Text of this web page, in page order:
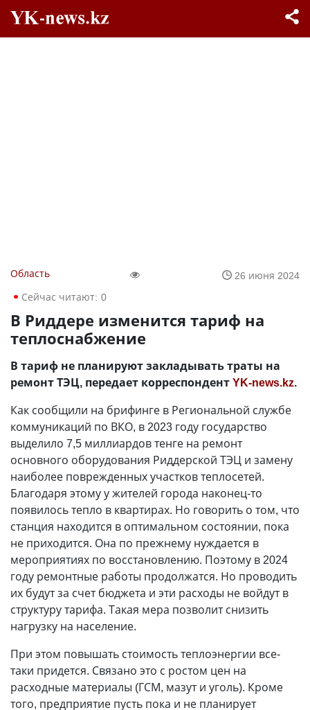
Область
26 июня 2024
Сейчас читают: 0
В Риддере изменится тариф на
теплоснабжение
В тариф не планируют закладывать траты на
ремонт ТЭЦ, передает корреспондентYK-news.kz.
Как сообщили на брифинге в Региональной службе
коммуникаций по ВКО, в 2023 году государство
выделило 7,5 миллиардов тенге на ремонт
основного оборудования Риддерской ТЭЦ и замену
наиболее поврежденных участков теплосетей.
Благодаря этому у жителей города наконец-то
появилось тепло в квартирах. Но говорить о том, что
станция находится в оптимальном состоянии, пока
не приходится. Она по прежнему нуждается в
мероприятиях по восстановлению. Поэтому в 2024
году ремонтные работы продолжатся. Но проводить
их будут за счет бюджета и эти расходы не войдут в
структуру тарифа. Такая мера позволит снизить
нагрузку на население.
При этом повышать стоимость теплоэнергии все-
таки придется. Связано это с ростом цен на
расходные материалы (ГСМ, мазут и уголь). Кроме
того, предприятие пусть пока и не планирует